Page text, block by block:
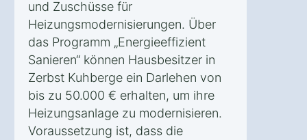
und Zuschüsse für
Heizungsmodernisierungen. Über
das Programm „Energieeffizient
Sanieren“ können Hausbesitzer in
Zerbst Kuhberge ein Darlehen von
bis zu 50.000 € erhalten, um ihre
Heizungsanlage zu modernisieren.
Voraussetzung ist, dass die